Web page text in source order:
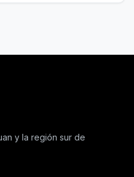
y la región sur de